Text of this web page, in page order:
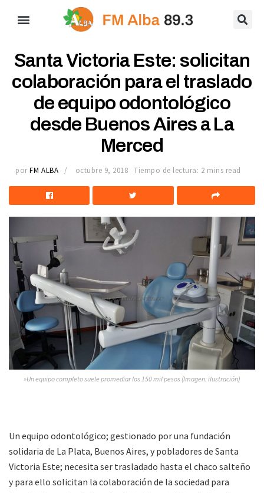
Santa Victoria Este: solicitan
colaboración para el traslado
de equipo odontológico
desde Buenos Aires a La
Merced
por FM ALBA octubre 9, 2018 Tiempo de lectura: 2 mins read
»Un equipo completo suele promediar los 150 mil pesos (Imagen: ilustración)
Un equipo odontológico; gestionado por una fundación
solidaria de La Plata, Buenos Aires, y pobladores de Santa
Victoria Este; necesita ser trasladado hasta el chaco salteño
y para ello solicitan la colaboración de la sociedad para